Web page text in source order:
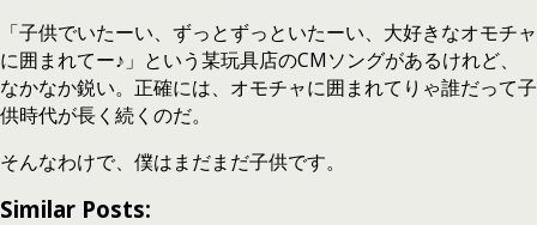
「子供でいたーい、ずっとずっといたーい、大好きなオモチャ
に囲まれてー♪」という某玩具店のCMソングがあるけれど、
なかなか鋭い。正確には、オモチャに囲まれてりゃ誰だって子
供時代が長く続くのだ。
そんなわけで、僕はまだまだ子供です。
Similar Posts: